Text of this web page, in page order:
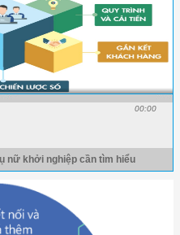
00:00
nữ khởi nghiệp cần tìm hiểu